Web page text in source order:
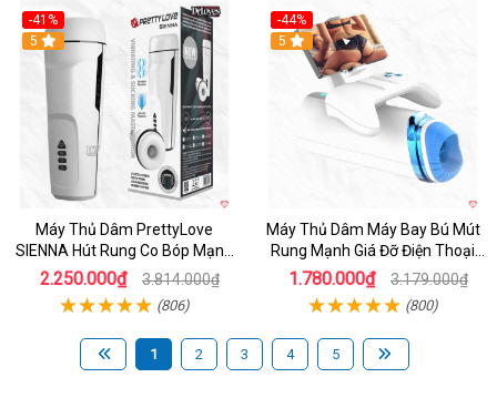
-41%
Hot
5
Máy Thủ Dâm PrettyLove
SIENNA Hút Rung Co Bóp Mạnh
Mẽ Nam
2.250.000₫ 3.814.000₫
(806)
-44%
Hot
5
Máy Thủ Dâm Máy Bay Bú Mút
Rung Mạnh Giá Đỡ Điện Thoại
Chính Hãng
1.780.000₫ 3.179.000₫
(800)
1 2 3 4 5